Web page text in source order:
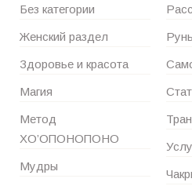
Без категории
Женский раздел
Здоровье и красота
Магия
Метод
ХО’ОПОНОПОНО
Мудры